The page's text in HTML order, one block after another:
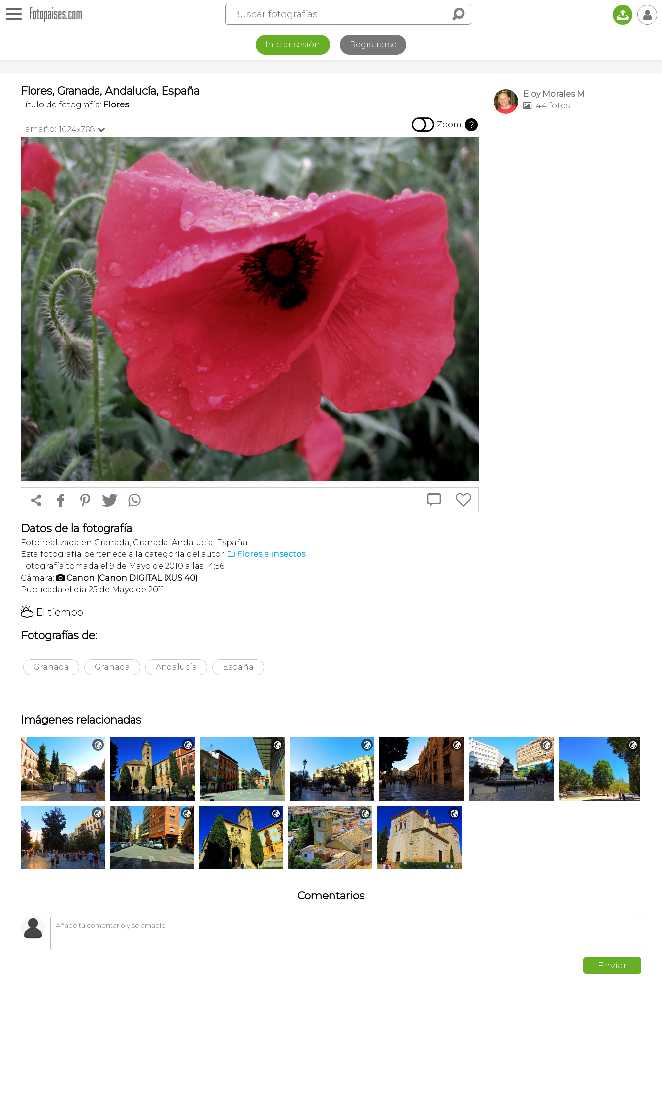
📤 👤
Iniciar sesión Registrarse
Flores, Granada, Andalucía, España
Título de fotografía: Flores
Tamaño: 1024x768   Zoom ?
 f 1 T  
Datos de la fotografía
Foto realizada en Granada, Granada, Andalucía, España.
Esta fotografía pertenece a la categoría del autor:  Flores e insectos
Fotografía tomada el 9 de Mayo de 2010 a las 14:56
Cámara:  Canon (Canon DIGITAL IXUS 40)
Publicada el día 25 de Mayo de 2011.
H El tiempo
Fotografías de:
Granada Granada Andalucía España
Eloy Morales M
 44 fotos
Imágenes relacionadas
      
    
Comentarios